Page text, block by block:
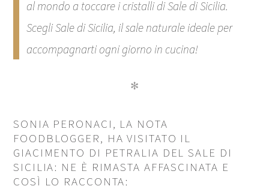
al mondo a toccare i cristalli di Sale di Sicilia.
Scegli Sale di Sicilia, il sale naturale ideale per
accompagnarti ogni giorno in cucina!
✻
SONIA PERONACI, LA NOTA
FOODBLOGGER, HA VISITATO IL
GIACIMENTO DI PETRALIA DEL SALE DI
SICILIA: NE È RIMASTA AFFASCINATA E
COSÌ LO RACCONTA: